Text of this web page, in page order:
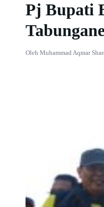
Pj Bupati
Oleh Muhammad Aqmar